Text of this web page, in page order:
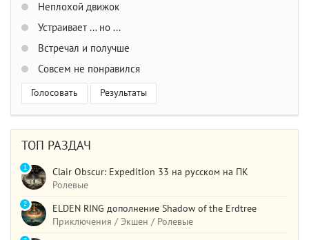
Неплохой движок
Устраивает ... но ...
Встречал и получше
Совсем не понравился
Голосовать Результаты
ТОП РАЗДАЧ
Clair Obscur: Expedition 33 на русском на ПК
Ролевые
1
ELDEN RING дополнение Shadow of the Erdtree
Приключения / Экшен / Ролевые
2